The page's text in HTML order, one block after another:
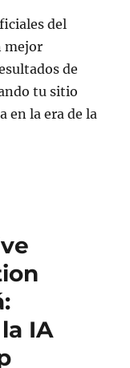
del
mejor
de
tu sitio
en la era de la
IA